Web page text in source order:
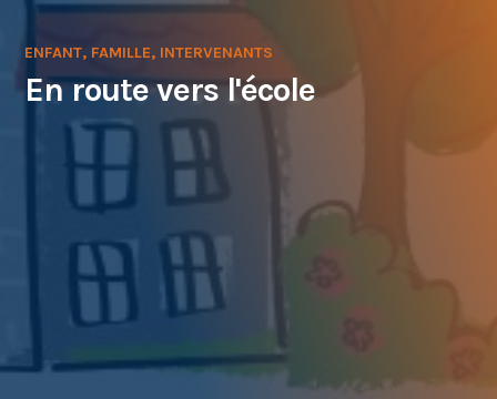
ENFANT, FAMILLE, INTERVENANTS
En route vers l'école